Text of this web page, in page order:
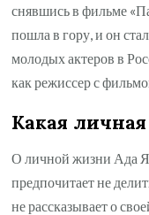
снявшись в фильме
пошла в гору, и он
молодых актеров в
как режиссер с
Какая
О личной жизни Ада
предпочитает не
не рассказывает о